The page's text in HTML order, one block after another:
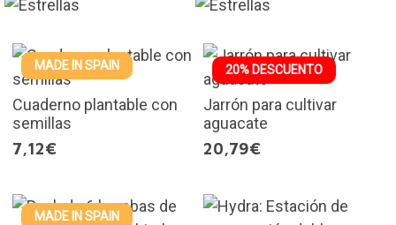
MADE IN SPAIN
Cuaderno plantable con
semillas
7,12€
20% DESCUENTO
Jarrón para cultivar
aguacate
20,79€
MADE IN SPAIN